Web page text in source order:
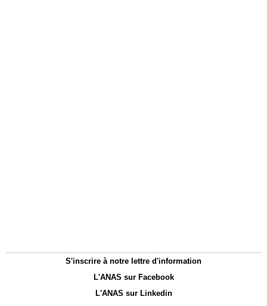
S'inscrire à notre lettre d'information
L'ANAS sur Facebook
L'ANAS sur Linkedin